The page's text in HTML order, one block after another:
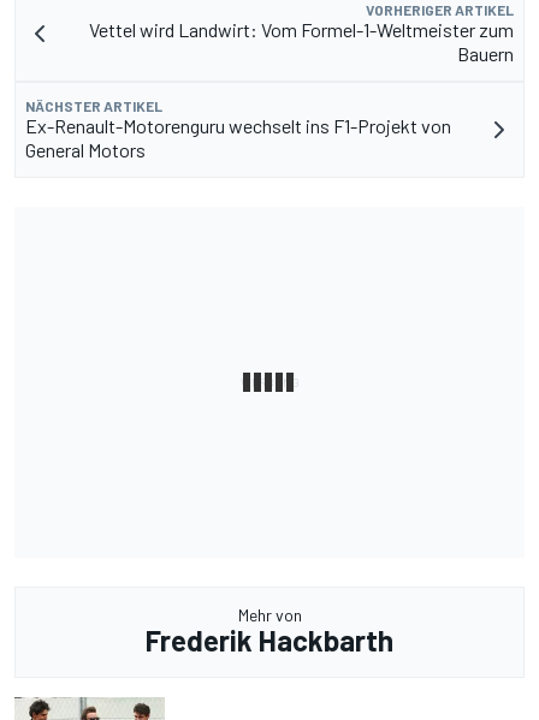
VORHERIGER ARTIKEL
Vettel wird Landwirt: Vom Formel-1-Weltmeister zum
Bauern
NÄCHSTER ARTIKEL
Ex-Renault-Motorenguru wechselt ins F1-Projekt von
General Motors
Mehr von
Frederik Hackbarth